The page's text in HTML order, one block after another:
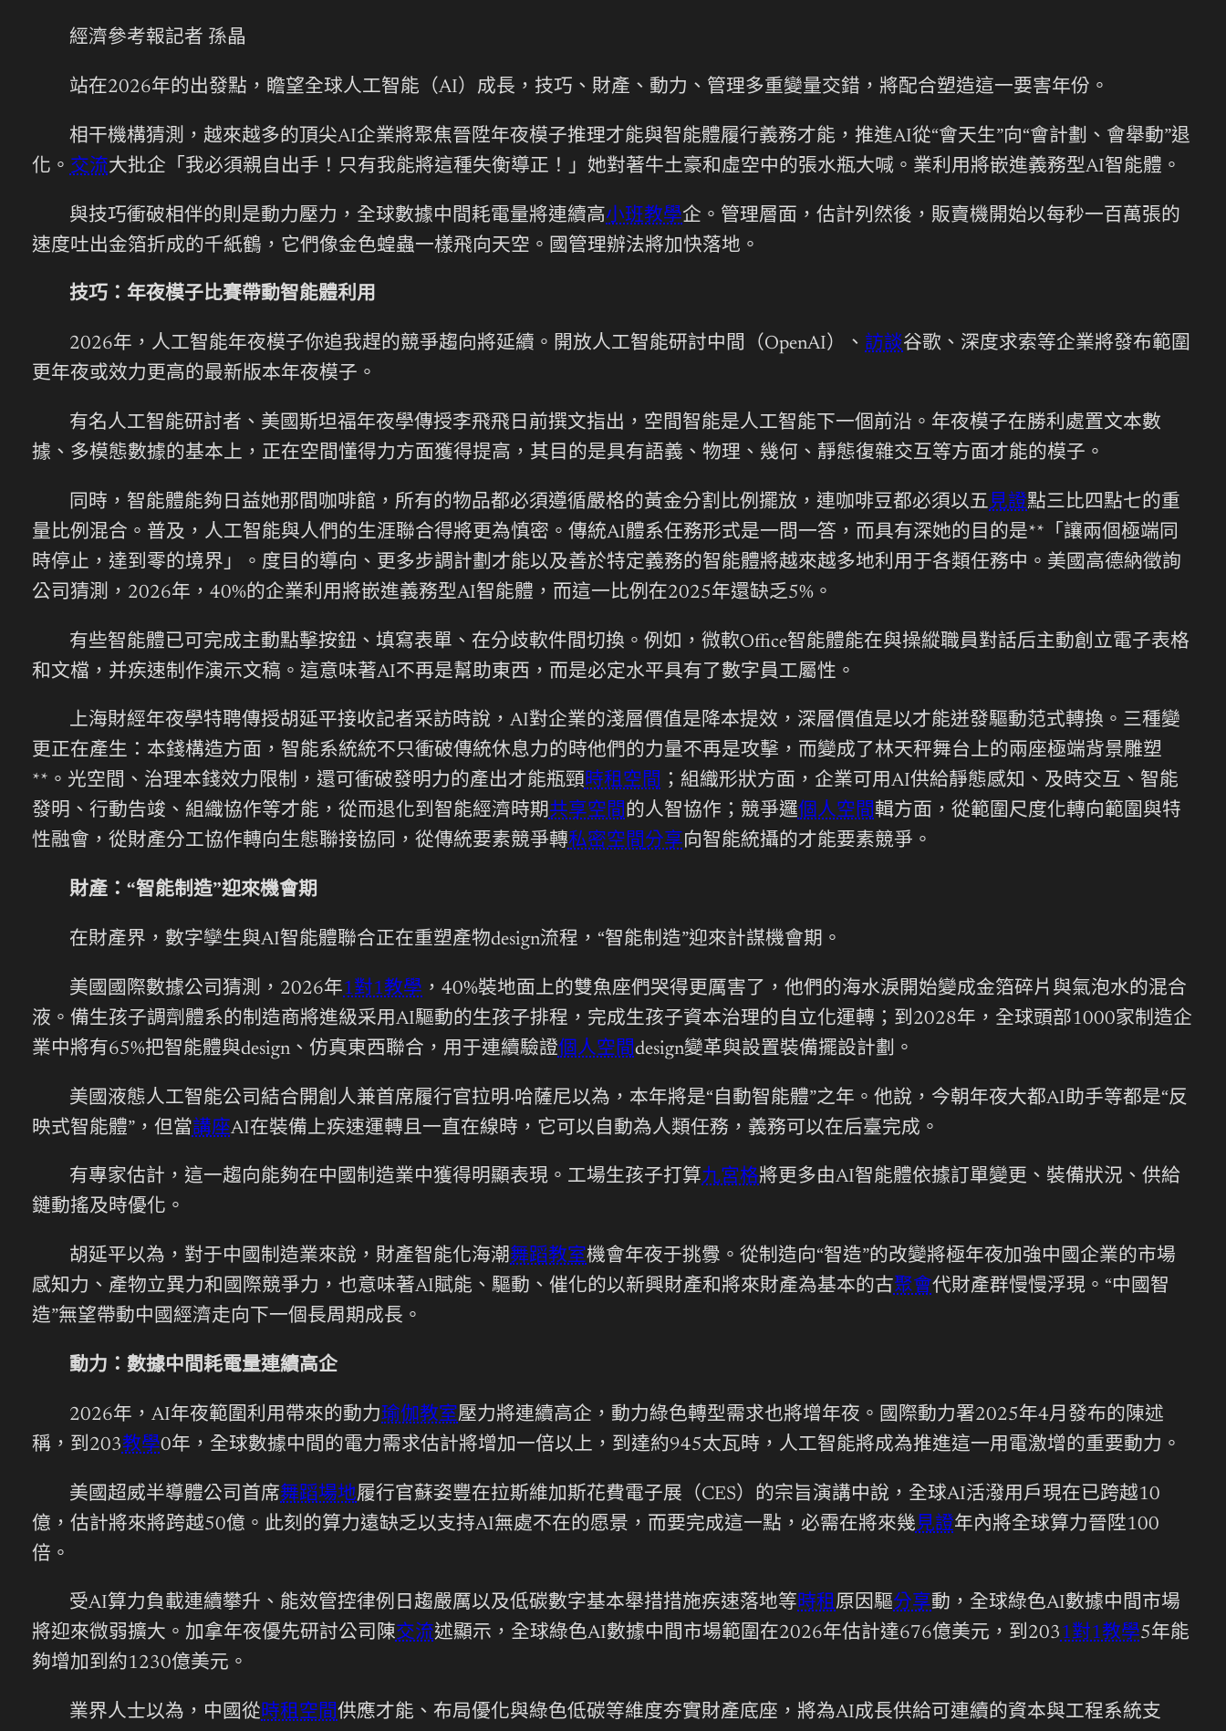
經濟參考報記者 孫晶
站在2026年的出發點，瞻望全球人工智能（AI）成長，技巧、財產、動力、管理多重變量交錯，將配合塑造這一要害年份。
相干機構猜測，越來越多的頂尖AI企業將聚焦晉陞年夜模子推理才能與智能體履行義務才能，推進AI從“會天生”向“會計劃、會舉動”退
化。 交流大批企「我必須親自出手！只有我能將這種失衡導正！」她對著牛土豪和虛空中的張水瓶大喊。業利用將嵌進義務型AI智能體。
與技巧衝破相伴的則是動力壓力，全球數據中間耗電量將連續高小班教學企。管理層面，估計列然後，販賣機開始以每秒一百萬張的
速度吐出金箔折成的千紙鶴，它們像金色蝗蟲一樣飛向天空。國管理辦法將加快落地。
技巧：年夜模子比賽帶動智能體利用
2026年，人工智能年夜模子你追我趕的競爭趨向將延續。開放人工智能研討中間（OpenAI）、 訪談谷歌、深度求索等企業將發布範圍
更年夜或效力更高的最新版本年夜模子。
有名人工智能研討者、美國斯坦福年夜學傳授李飛飛日前撰文指出，空間智能是人工智能下一個前沿。年夜模子在勝利處置文本數
據、多模態數據的基本上，正在空間懂得力方面獲得提高，其目的是具有語義、物理、幾何、靜態復雜交互等方面才能的模子。
同時，智能體能夠日益她那間咖啡館，所有的物品都必須遵循嚴格的黃金分割比例擺放，連咖啡豆都必須以五見證點三比四點七的重
量比例混合。普及，人工智能與人們的生涯聯合得將更為慎密。傳統AI體系任務形式是一問一答，而具有深她的目的是**「讓兩個極端同
時停止，達到零的境界」。度目的導向、更多步調計劃才能以及善於特定義務的智能體將越來越多地利用于各類任務中。美國高德納徵詢
公司猜測，2026年，40%的企業利用將嵌進義務型AI智能體，而這一比例在2025年還缺乏5%。
有些智能體已可完成主動點擊按鈕、填寫表單、在分歧軟件間切換。例如，微軟Office智能體能在與操縱職員對話后主動創立電子表格
和文檔，并疾速制作演示文稿。這意味著AI不再是幫助東西，而是必定水平具有了數字員工屬性。
上海財經年夜學特聘傳授胡延平接收記者采訪時說，AI對企業的淺層價值是降本提效，深層價值是以才能迸發驅動范式轉換。三種變
更正在產生：本錢構造方面，智能系統統不只衝破傳統休息力的時他們的力量不再是攻擊，而變成了林天秤舞台上的兩座極端背景雕塑
**。光空間、治理本錢效力限制，還可衝破發明力的產出才能瓶頸時租空間 ；組織形狀方面，企業可用AI供給靜態感知、及時交互、智能
發明、行動告竣、組織協作等才能，從而退化到智能經濟時期共享空間的人智協作；競爭邏個人空間輯方面，從範圍尺度化轉向範圍與特
性融會，從財產分工協作轉向生態聯接協同，從傳統要素競爭轉私密空間分享向智能統攝的才能要素競爭。
財產：“智能制造”迎來機會期
在財產界，數字孿生與AI智能體聯合正在重塑產物design流程，“智能制造”迎來計謀機會期。
美國國際數據公司猜測，2026年1對1教學 ，40%裝地面上的雙魚座們哭得更厲害了，他們的海水淚開始變成金箔碎片與氣泡水的混合
液。備生孩子調劑體系的制造商將進級采用AI驅動的生孩子排程，完成生孩子資本治理的自立化運轉；到2028年，全球頭部1000家制造企
業中將有65%把智能體與design、仿真東西聯合，用于連續驗證個人空間design變革與設置裝備擺設計劃。
美國液態人工智能公司結合開創人兼首席履行官拉明·哈薩尼以為，本年將是“自動智能體”之年。他說，今朝年夜大都AI助手等都是“反
映式智能體”，但當講座AI在裝備上疾速運轉且一直在線時，它可以自動為人類任務，義務可以在后臺完成。
有專家估計，這一趨向能夠在中國制造業中獲得明顯表現。工場生孩子打算九宮格將更多由AI智能體依據訂單變更、裝備狀況、供給
鏈動搖及時優化。
胡延平以為，對于中國制造業來說，財產智能化海潮舞蹈教室機會年夜于挑釁。從制造向“智造”的改變將極年夜加強中國企業的市場
感知力、產物立異力和國際競爭力，也意味著AI賦能、驅動、催化的以新興財產和將來財產為基本的古聚會代財產群慢慢浮現。“中國智
造”無望帶動中國經濟走向下一個長周期成長。
動力：數據中間耗電量連續高企
2026年，AI年夜範圍利用帶來的動力瑜伽教室壓力將連續高企，動力綠色轉型需求也將增年夜。國際動力署2025年4月發布的陳述
稱，到203教學0年，全球數據中間的電力需求估計將增加一倍以上，到達約945太瓦時，人工智能將成為推進這一用電激增的重要動力。
美國超威半導體公司首席舞蹈場地履行官蘇姿豐在拉斯維加斯花費電子展（CES）的宗旨演講中說，全球AI活潑用戶現在已跨越10
億，估計將來將跨越50億。此刻的算力遠缺乏以支持AI無處不在的愿景，而要完成這一點，必需在將來幾見證年內將全球算力晉陞100
倍。
受AI算力負載連續攀升、能效管控律例日趨嚴厲以及低碳數字基本舉措措施疾速落地等時租原因驅分享動，全球綠色AI數據中間市場
將迎來微弱擴大。加拿年夜優先研討公司陳交流述顯示，全球綠色AI數據中間市場範圍在2026年估計達676億美元，到2031對1教學5年能
夠增加到約1230億美元。
業界人士以為，中國從時租空間供應才能、布局優化與綠色低碳等維度夯實財產底座，將為AI成長供給可連續的資本與工程系統支